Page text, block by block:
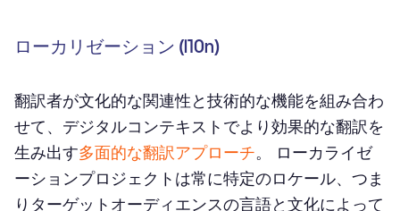
ローカリゼーション (l10n)
翻訳者が文化的な関連性と技術的な機能を組み合わ
せて、デジタルコンテキストでより効果的な翻訳を
生み出す多面的な翻訳アプローチ。 ローカライゼ
ーションプロジェクトは常に特定のロケール、つま
りターゲットオーディエンスの言語と文化によって